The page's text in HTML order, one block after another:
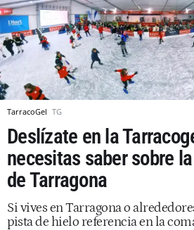
TarracoGel TG
Deslízate en la
necesitas saber sobre
de Tarragona
Si vives en Tarragona o
pista de hielo referencia en la